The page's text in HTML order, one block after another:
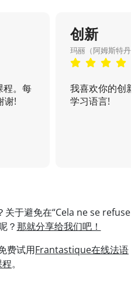
程。每
谢!
创新
玛丽（阿姆斯特丹
我喜欢你的创
学习语言!
关于避免在“Cela ne se refuse
？那就分享给我们吧！
费试用Frantastique在线法语
。